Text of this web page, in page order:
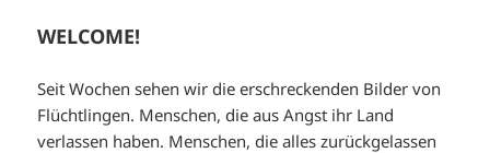
WELCOME!
Seit Wochen sehen wir die erschreckenden Bilder von
Flüchtlingen. Menschen, die aus Angst ihr Land
verlassen haben. Menschen, die alles zurückgelassen